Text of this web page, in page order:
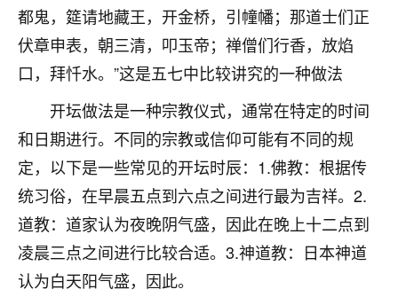
都鬼，筵请地藏王，开金桥，引幢幡；那道士们正
伏章申表，朝三清，叩玉帝；禅僧们行香，放焰
口，拜忏水。”这是五七中比较讲究的一种做法
开坛做法是一种宗教仪式，通常在特定的时间
和日期进行。不同的宗教或信仰可能有不同的规
定，以下是一些常见的开坛时辰：1.佛教：根据传
统习俗，在早晨五点到六点之间进行最为吉祥。2.
道教：道家认为夜晚阴气盛，因此在晚上十二点到
凌晨三点之间进行比较合适。3.神道教：日本神道
认为白天阳气盛，因此。
3小时前 来自河北 16
付深
三个，找老师的时候是抱着侥幸心理，没想到老师看
着我晋升有望，我半信半疑的按照老师建议，做了化
太岁还有一个发钱粮，本来年前的人事调整，拖到年
后，我以为都没戏了，结果开年一上班，开会提拔升
职第一个就是我，职务无所谓，主要是底薪加了
3000，非常开心，无论如何，感恩感谢！🙏🏻
鹿森：恭喜升职加薪！！，请客吗？�
12小时前 来自北京